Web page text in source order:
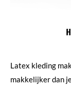
Latex kleding
makkelijker dan je